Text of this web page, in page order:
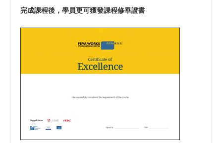
完成課程後，學員更可獲發課程修畢證書